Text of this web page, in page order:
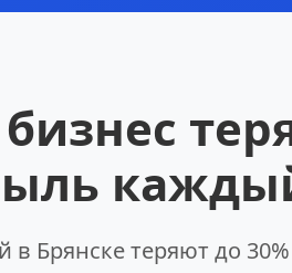
в Брянске теряют до